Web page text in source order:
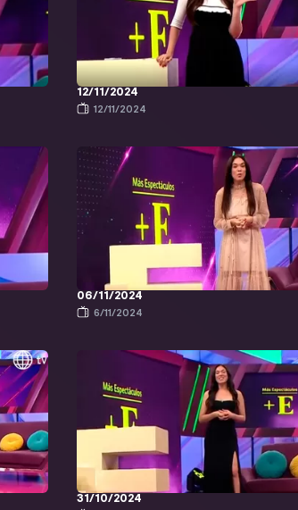
12/11/2024
12/11/2024
06/11/2024
6/11/2024
31/10/2024